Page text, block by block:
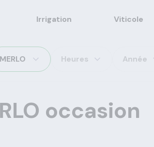
Irrigation Viticole
MERLO Heures Année
occasion